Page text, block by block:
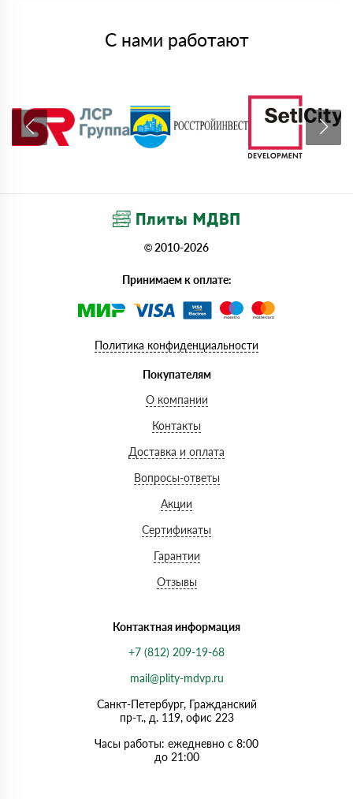
С нами работают
© 2010-2026
Принимаем к оплате:
Политика конфиденциальности
Покупателям
О компании
Контакты
Доставка и оплата
Вопросы-ответы
Акции
Сертификаты
Гарантии
Отзывы
Контактная информация
+7 (812) 209-19-68
mail@plity-mdvp.ru
Санкт-Петербург, Граждaнский
пр-т., д. 119, офис 223
Часы работы: ежедневно с 8:00
до 21:00